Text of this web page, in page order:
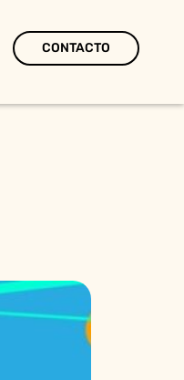
CONTACTO